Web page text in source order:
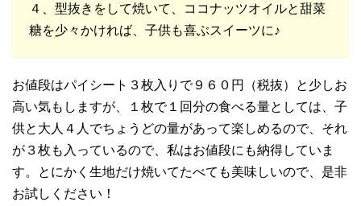
４、型抜きをして焼いて、ココナッツオイルと甜菜
糖を少々かければ、子供も喜ぶスイーツに♪
お値段はパイシート３枚入りで９６０円（税抜）と少しお
高い気もしますが、１枚で１回分の食べる量としては、子
供と大人４人でちょうどの量があって楽しめるので、それ
が３枚も入っているので、私はお値段にも納得していま
す。とにかく生地だけ焼いてたべても美味しいので、是非
お試しください！